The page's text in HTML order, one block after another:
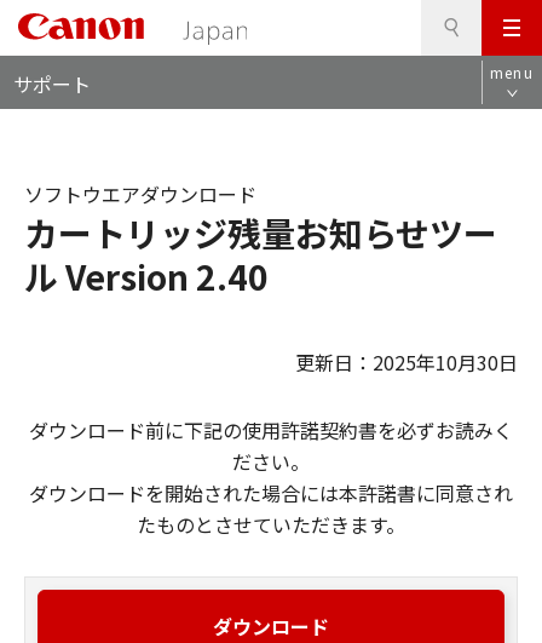
メ
ニ
ュ
サポート menu
カートリッジ残量お知らせツー
ル Version 2.40
ソフトウエアダウンロード
更新日：2025年10月30日
ダウンロード前に下記の使用許諾契約書を必ずお読みく
ださい。
ダウンロードを開始された場合には本許諾書に同意され
たものとさせていただきます。
ダウンロード